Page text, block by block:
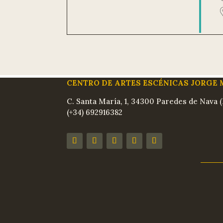
CENTRO DE ARTES ESCÉNICAS JORGE
C. Santa María, 1, 34300 Paredes de Nava
(+34) 692916382